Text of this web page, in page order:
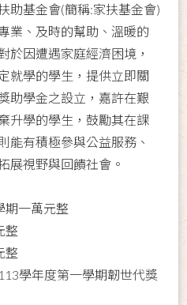
助基金會(簡稱:家扶基金會)
業、及時的幫助、溫暖的
於因遭遇家庭經濟困境，
就學的學生，提供立即關
助學金之設立，嘉許在艱
升學的學生，鼓勵其在課
能有積極參與公益服務、
展視野與回饋社會。
期一萬元整
整
整
學年度第一學期韌世代獎